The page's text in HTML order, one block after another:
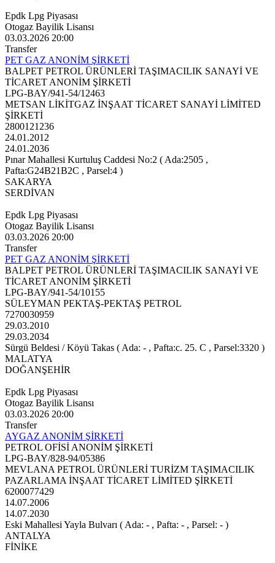
Epdk Lpg Piyasası
Otogaz Bayilik Lisansı
03.03.2026 20:00
Transfer
PET GAZ ANONİM ŞİRKETİ
BALPET PETROL ÜRÜNLERİ TAŞIMACILIK SANAYİ VE
TİCARET ANONİM ŞİRKETİ
LPG-BAY/941-54/12463
METSAN LİKİTGAZ İNŞAAT TİCARET SANAYİ LİMİTED
ŞİRKETİ
2800121236
24.01.2012
24.01.2036
Pınar Mahallesi Kurtuluş Caddesi No:2 ( Ada:2505 ,
Pafta:G24B21B2C , Parsel:4 )
SAKARYA
SERDİVAN
Epdk Lpg Piyasası
Otogaz Bayilik Lisansı
03.03.2026 20:00
Transfer
PET GAZ ANONİM ŞİRKETİ
BALPET PETROL ÜRÜNLERİ TAŞIMACILIK SANAYİ VE
TİCARET ANONİM ŞİRKETİ
LPG-BAY/941-54/10155
SÜLEYMAN PEKTAŞ-PEKTAŞ PETROL
7270030959
29.03.2010
29.03.2034
Sürgü Beldesi / Köyü Takas ( Ada: - , Pafta:c. 25. C , Parsel:3320 )
MALATYA
DOĞANŞEHİR
Epdk Lpg Piyasası
Otogaz Bayilik Lisansı
03.03.2026 20:00
Transfer
AYGAZ ANONİM ŞİRKETİ
PETROL OFİSİ ANONİM ŞİRKETİ
LPG-BAY/828-94/05386
MEVLANA PETROL ÜRÜNLERİ TURİZM TAŞIMACILIK
PAZARLAMA İNŞAAT TİCARET LİMİTED ŞİRKETİ
6200077429
14.07.2006
14.07.2030
Eski Mahallesi Yayla Bulvarı ( Ada: - , Pafta: - , Parsel: - )
ANTALYA
FİNİKE